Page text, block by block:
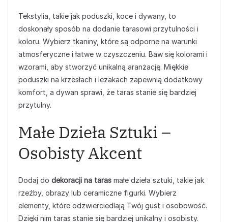
Tekstylia, takie jak poduszki, koce i dywany, to
doskonały sposób na dodanie tarasowi przytulności i
koloru. Wybierz tkaniny, które są odporne na warunki
atmosferyczne i łatwe w czyszczeniu. Baw się kolorami i
wzorami, aby stworzyć unikalną aranżację. Miękkie
poduszki na krzesłach i leżakach zapewnią dodatkowy
komfort, a dywan sprawi, że taras stanie się bardziej
przytulny.
Małe Dzieła Sztuki –
Osobisty Akcent
Dodaj do dekoracji na taras małe dzieła sztuki, takie jak
rzeźby, obrazy lub ceramiczne figurki. Wybierz
elementy, które odzwierciedlają Twój gust i osobowość.
Dzięki nim taras stanie się bardziej unikalny i osobisty.